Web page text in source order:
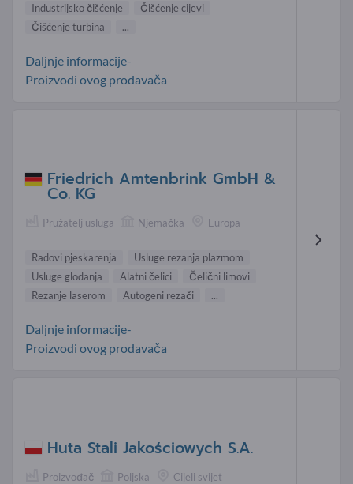
Industrijsko čišćenje
Čišćenje cijevi
Čišćenje turbina
...
Daljnje informacije-
Proizvodi ovog prodavača
Friedrich Amtenbrink GmbH &
Co. KG
Pružatelj usluga Njemačka Europa
Radovi pjeskarenja
Usluge rezanja plazmom
Usluge glodanja
Alatni čelici
Čelični limovi
Rezanje laserom
Autogeni rezači ...
Daljnje informacije-
Proizvodi ovog prodavača
Huta Stali Jakościowych S.A.
Proizvođač Poljska Cijeli svijet